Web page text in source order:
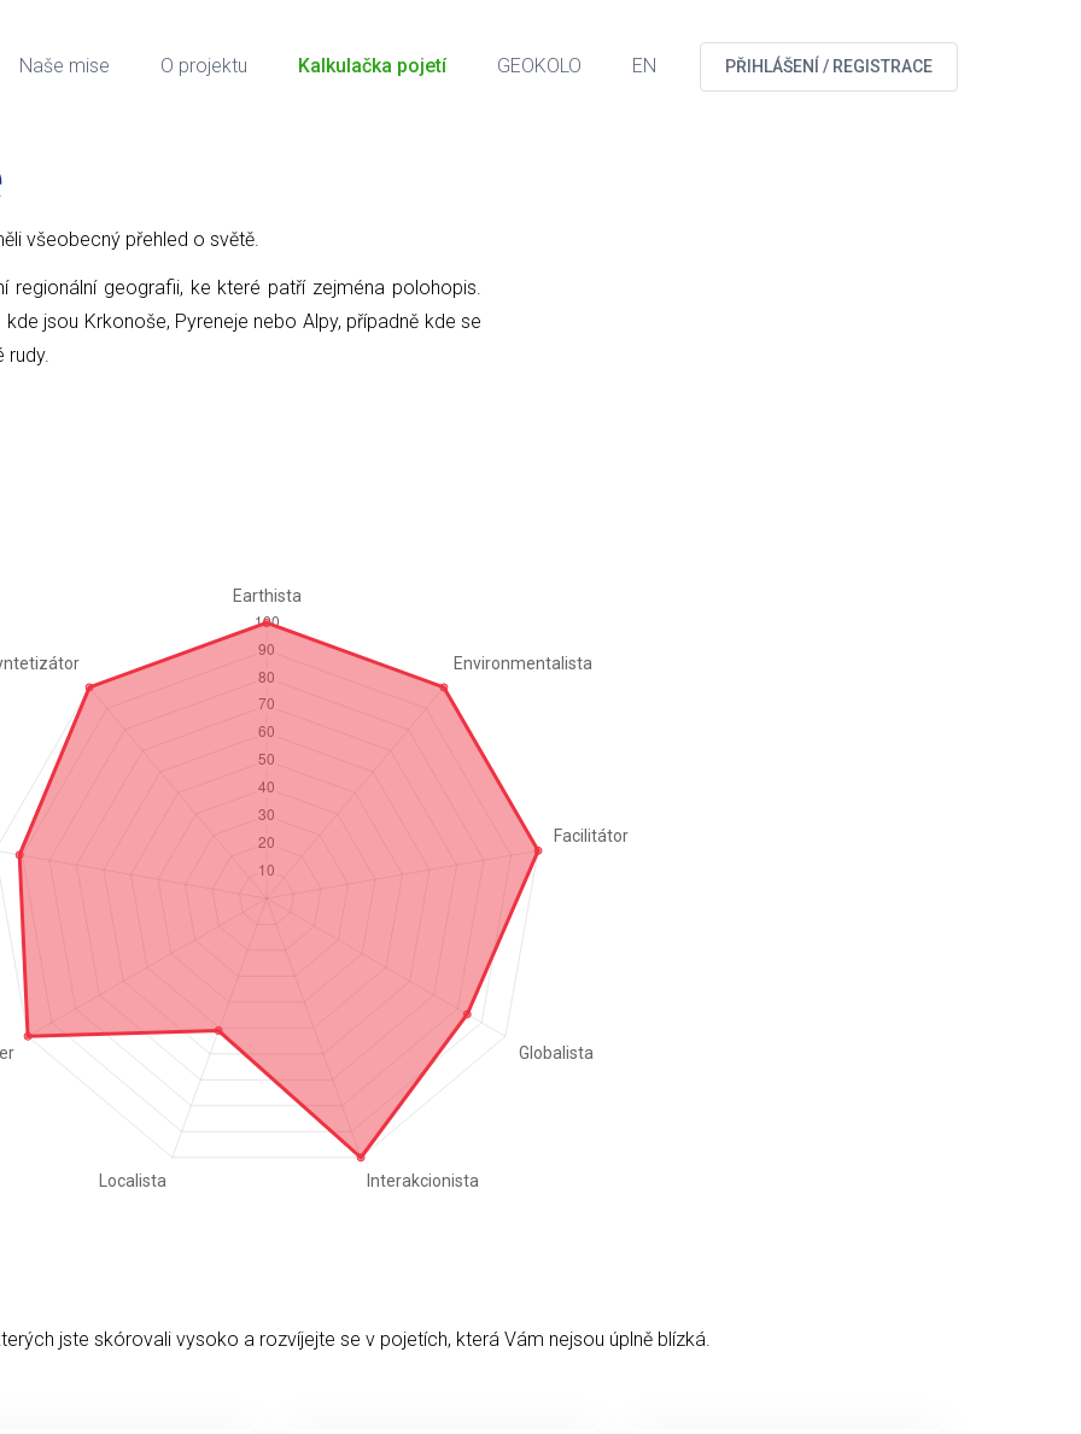
Naše mise O projektu Kalkulačka pojetí GEOKOLO EN PŘIHLÁŠENÍ / REGISTRACE
všeobecný přehled o světě.
regionální geografii, ke které patří zejména polohopis.
jsou Krkonoše, Pyreneje nebo Alpy, případně kde se
rudy.
jste skórovali vysoko a rozvíjejte se v pojetích, která Vám nejsou úplně blízká.